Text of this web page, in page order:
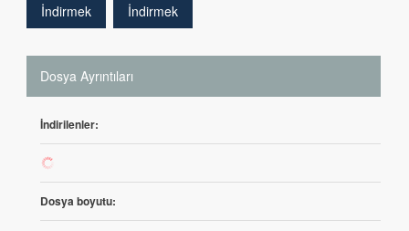
İndirmek İndirmek
Dosya Ayrıntıları
İndirilenler:
100
Dosya boyutu: